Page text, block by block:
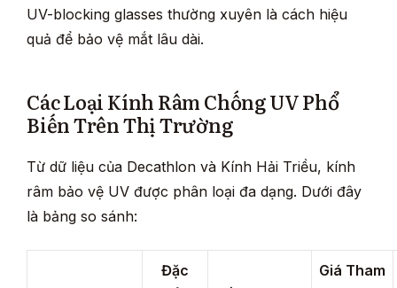
UV-blocking glasses thường xuyên là cách hiệu
quả để bảo vệ mắt lâu dài.
Các Loại Kính Râm Chống UV Phổ
Biến Trên Thị Trường
Từ dữ liệu của Decathlon và Kính Hải Triều, kính
râm bảo vệ UV được phân loại đa dạng. Dưới đây
là bảng so sánh:
Đặc
Giá Tham